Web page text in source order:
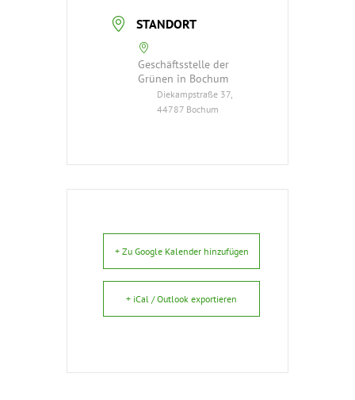
STANDORT
Geschäftsstelle der
Grünen in Bochum
Diekampstraße 37,
44787 Bochum
+ Zu Google Kalender hinzufügen
+ iCal / Outlook exportieren